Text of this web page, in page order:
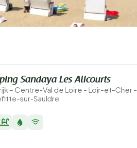
Sandaya Les Alicourts
- Centre-Val de Loire - Loir-et-Cher -
sur-Sauldre